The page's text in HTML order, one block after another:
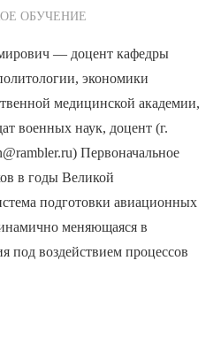
по Редакции
ОБУЧЕНИЕ
— доцент кафедры
экономики
медицинской академии,
военных наук, доцент (г.
Первоначальное
в годы Великой
подготовки авиационных
меняющаяся в
под воздействием процессов